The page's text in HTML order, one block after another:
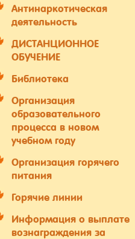
Антинаркотическая
деятельность
ДИСТАНЦИОННОЕ
ОБУЧЕНИЕ
Библиотека
Организация
образовательного
процесса в новом
учебном году
Организация горячего
питания
Горячие линии
Информация о выплате
вознаграждения за